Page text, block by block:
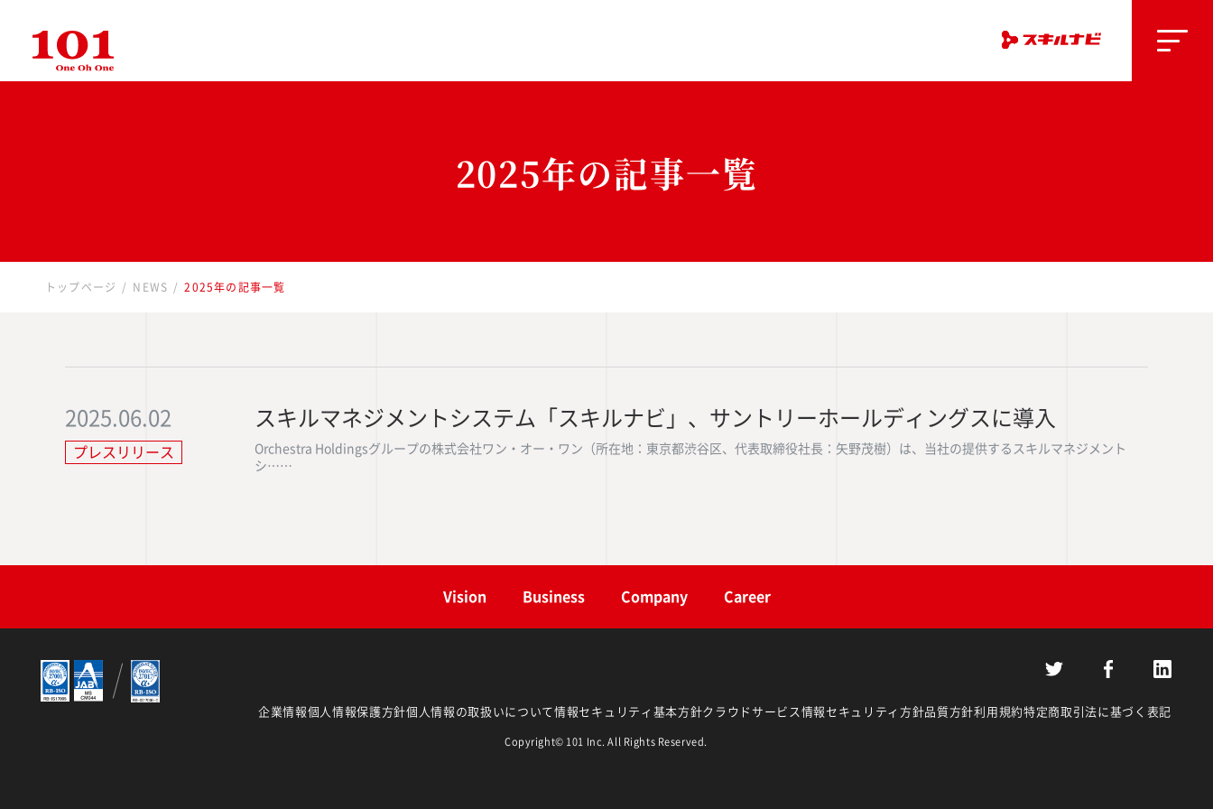
2025年の記事一覧
トップページ NEWS 2025年の記事一覧
2025.06.02
プレスリリース
スキルマネジメントシステム「スキルナビ」、サントリーホールディングスに導入
Orchestra Holdingsグループの株式会社ワン・オー・ワン（所在地：東京都渋谷区、代表取締役社長：矢野茂樹）は、当社の提供するスキルマネジメント
シ……
Vision Business Company Career
企業情報個人情報保護方針個人情報の取扱いについて情報セキュリティ基本方針クラウドサービス情報セキュリティ方針品質方針利用規約特定商取引法に基づく表記
Copyright© 101 Inc. All Rights Reserved.